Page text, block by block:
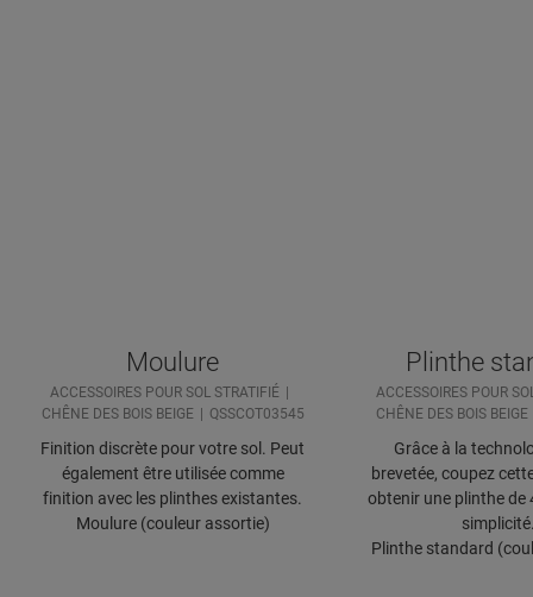
Moulure
ACCESSOIRES POUR SOL STRATIFIÉ
CHÊNE DES BOIS BEIGE
QSSCOT03545
Finition discrète pour votre sol. Peut
également être utilisée comme
finition avec les plinthes existantes.
Moulure (couleur assortie)
Plinthe
ACCESSOIRES POUR
CHÊNE DES BOIS BEIGE
Grâce à la
brevetée, coupez
obtenir une plinthe de
Plinthe standard